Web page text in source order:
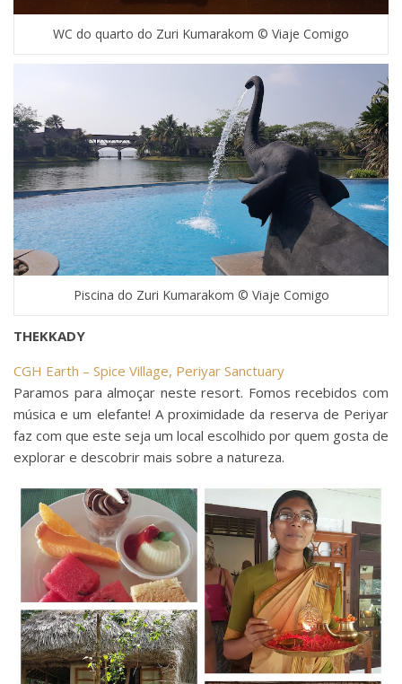
WC do quarto do Zuri Kumarakom © Viaje Comigo
Piscina do Zuri Kumarakom © Viaje Comigo
THEKKADY
CGH Earth – Spice Village, Periyar Sanctuary
Paramos para almoçar neste resort. Fomos recebidos com
música e um elefante! A proximidade da reserva de Periyar
faz com que este seja um local escolhido por quem gosta de
explorar e descobrir mais sobre a natureza.